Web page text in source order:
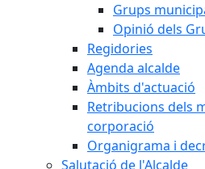
Grups
Opinió dels
Regidories
Agenda alcalde
Àmbits d'actuació
Retribucions dels
corporació
Organigrama i
Salutació de l'Alcalde